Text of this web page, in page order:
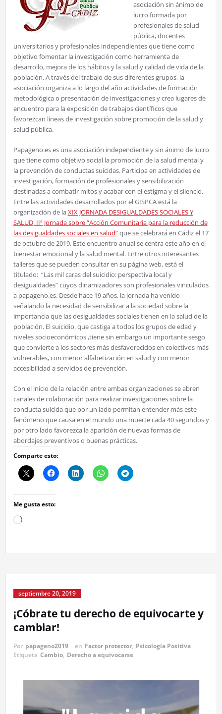
asociación sin ánimo de
lucro formada por
profesionales de salud
pública, docentes
universitarios y profesionales independientes que tiene como
objetivo fomentar la investigación como herramienta de
desarrollo, mejora de los hábitos y la salud y calidad de vida de la
población. A través del trabajo de sus diferentes grupos, la
asociación organiza a lo largo del año actividades de formación
metodológica o presentación de investigaciones y crea lugares de
encuentro para la exposición de trabajos científicos que
favorezcan líneas de investigación sobre promoción de la salud y
salud pública.
Papageno.es es una asociación independiente y sin ánimo de lucro
que tiene como objetivo social la promoción de la salud mental y
la prevención de conductas suicidas. Participa en actividades de
investigación, formación de profesionales y sensibilización
destinadas a combatir mitos y acabar con el estigma y el silencio.
Entre las actividades desarrollados por el GISPCA está la
organización de laXIX JORNADA DESIGUALDADES SOCIALES Y
SALUD, IIª Jornada sobre “Acción Comunitaria para la reducción de
las desigualdades sociales en salud”que se celebrará en Cádiz el 17
de octubre de 2019. Este encuentro anual se centra este año en el
bienestar emocional y la salud mental. Entre otros interesantes
talleres que se pueden consultar en su página web, está el
titulado: “Las mil caras del suicidio: perspectiva local y
desigualdades” cuyos dinamizadores son profesionales vinculados
a papageno.es. Desde hace 19 años, la jornada ha venido
señalando la necesidad de sensibilizar a la sociedad sobre la
importancia que las desigualdades sociales tienen en la salud de la
población. El suicidio, que castiga a todos los grupos de edad y
niveles socioeconómicos ,tiene sin embargo un importante sesgo
que convierte a los sectores más desfavorecidos en colectivos más
vulnerables, con menor alfabetización en salud y con menor
accesibilidad a servicios de prevención.
Con el inicio de la relación entre ambas organizaciones se abren
canales de colaboración para realizar investigaciones sobre la
conducta suicida que por un lado permitan entender más este
fenómeno que causa en el mundo una muerte cada 40 segundos y
por otro lado favorezca la aparición de nuevas formas de
abordajes preventivos o buenas prácticas.
Comparte esto:
Me gusta esto:
Cargando...
septiembre 20, 2019
¡Cóbrate tu derecho de equivocarte y
cambiar!
Por papageno2019 en Factor protector, Psicología Positiva
Etiqueta Cambio, Derecho a equivocarse